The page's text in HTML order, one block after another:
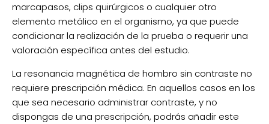
marcapasos, clips quirúrgicos o cualquier otro
elemento metálico en el organismo, ya que puede
condicionar la realización de la prueba o requerir una
valoración específica antes del estudio.
La resonancia magnética de hombro sin contraste no
requiere prescripción médica. En aquellos casos en los
que sea necesario administrar contraste, y no
dispongas de una prescripción, podrás añadir este